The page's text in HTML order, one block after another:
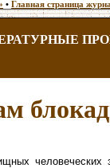
• Главная страница
человеческих